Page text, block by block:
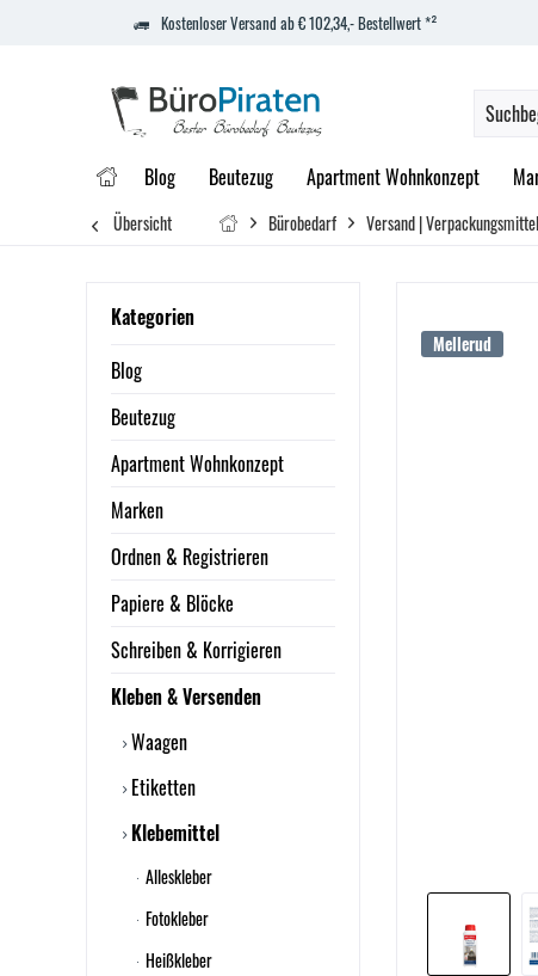
Kostenloser Versand ab € 102,34,- Bestellwert *²
Blog Beutezug Apartment Wohnkonzept
Übersicht Bürobedarf Versand |
Kategorien
Blog
Beutezug
Apartment Wohnkonzept
Marken
Ordnen & Registrieren
Papiere & Blöcke
Schreiben & Korrigieren
Kleben & Versenden
Waagen
Etiketten
Klebemittel
Alleskleber
Fotokleber
Heißkleber
Mellerud